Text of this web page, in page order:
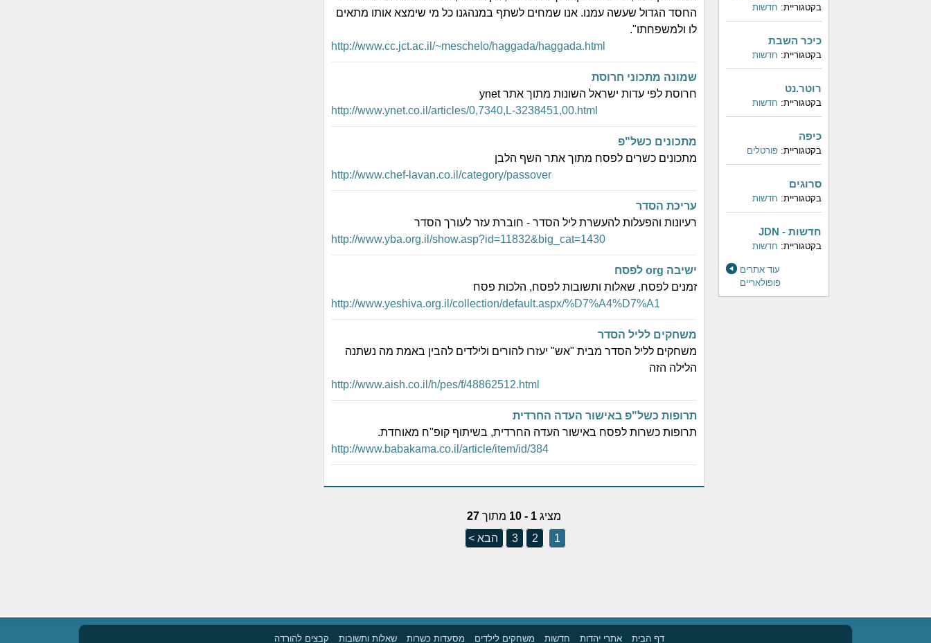
בקטגוריית: חדשות
כיכר השבת
בקטגוריית: חדשות
רוטר.נט
בקטגוריית: חדשות
כיפה
בקטגוריית: פורטלים
סרוגים
בקטגוריית: חדשות
חדשות - JDN
בקטגוריית: חדשות
עוד אתרים
פופולאריים
החסד הגדול שעשה עמנו. אנו שמחים לשתף במנהגנו כל מי שימצא אותו מתאים
לו ולמשפחתו".
http://www.cc.jct.ac.il/~meschelo/haggada/haggada.html
שמונה מתכוני חרוסת
חרוסת לפי עדות ישראל השונות מתוך אתר ynet
http://www.ynet.co.il/articles/0,7340,L-3238451,00.html
מתכונים כשל"פ
מתכונים כשרים לפסח מתוך אתר השף הלבן
http://www.chef-lavan.co.il/category/passover
עריכת הסדר
רעיונות והפעלות להעשרת ליל הסדר - חוברת עזר לעורך הסדר
http://www.yba.org.il/show.asp?id=11832&big_cat=1430
ישיבה org לפסח
זמנים לפסח, שאלות ותשובות לפסח, הלכות פסח
http://www.yeshiva.org.il/collection/default.aspx/%D7%A4%D7%A1
משחקים לליל הסדר
משחקים לליל הסדר מבית "אש" יעזרו להורים ולילדים להבין באמת מה נשתנה
הלילה הזה
http://www.aish.co.il/h/pes/f/48862512.html
תרופות כשל"פ באישור העדה החרדית
תרופות כשרות לפסח באישור העדה החרדית, בשיתוף קופ"ח מאוחדת.
http://www.babakama.co.il/article/item/id/384
מציג 1 - 10 מתוך 27
1
2
3 הבא >
דף הבית אתרי יהדות חדשות משחקים לילדים מסעדות כשרות שאלות ותשובות קבצים להורדה